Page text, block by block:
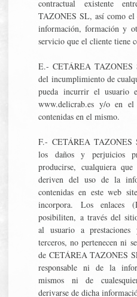
contractual existente
TAZONES SL, así como el
información, formación y
servicio que el cliente tiene
E.- CETÁREA TAZONES
del incumplimiento de
pueda incurrir el usuario
www.delicrab.es y/o en
contenidas en el mismo.
F.- CETÁREA TAZONES
los daños y perjuicios
producirse, cualquiera
deriven del uso de la
contenidas en este web
incorpora. Los enlaces
posibiliten, a través del
al usuario a
terceros, no pertenecen ni
de CETÁREA TAZONES
responsable ni de la
mismos ni de
derivarse de dicha